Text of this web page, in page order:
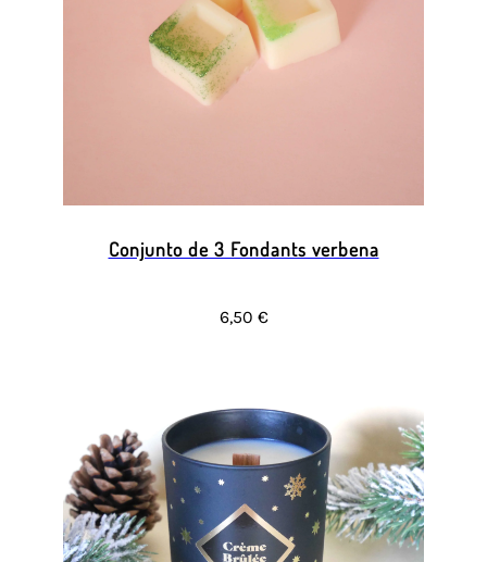
Conjunto de 3 Fondants verbena
6,50 €